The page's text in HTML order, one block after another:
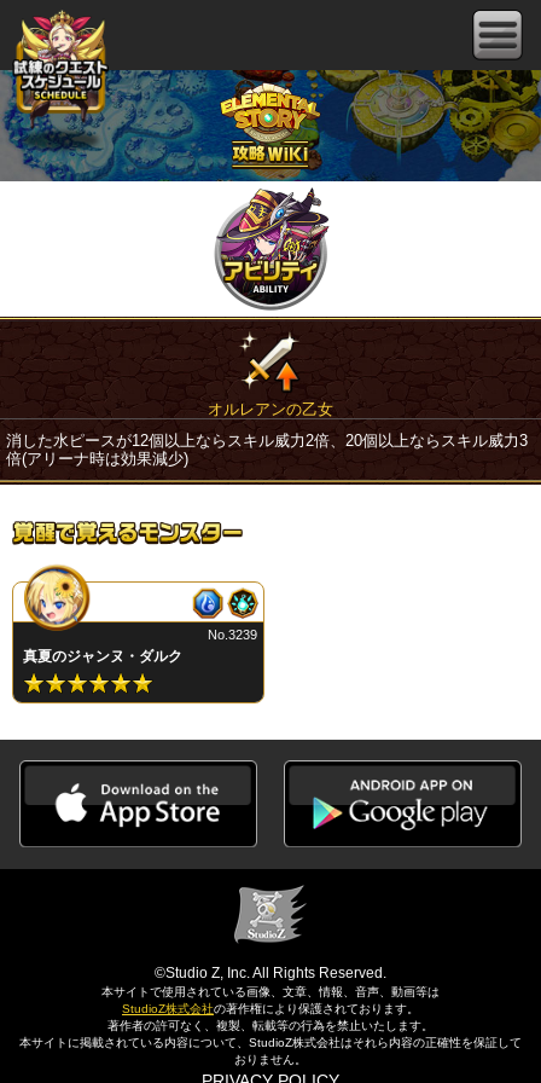
オルレアンの乙女
消した水ピースが12個以上ならスキル威力2倍、20個以上ならスキル威力3
倍(アリーナ時は効果減少)
真夏のジャンヌ・ダルク
No.3239
©Studio Z, Inc. All Rights Reserved.
本サイトで使用されている画像、文章、情報、音声、動画等は
StudioZ株式会社の著作権により保護されております。
著作者の許可なく、複製、転載等の行為を禁止いたします。
本サイトに掲載されている内容について、StudioZ株式会社はそれら内容の正確性を保証して
おりません。